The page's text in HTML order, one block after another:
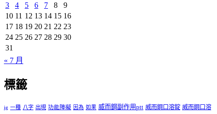
3
4 5 6 7 8
9
10 11 12 13 14 15 16
17 18 19 20 21 22 23
24 25 26 27 28 29 30
31
« 7 月
標籤
ig 一種 八字 出現 功能障礙 因為 如果 威而鋼副作用ptt 威而鋼口溶錠 威而鋼口溶